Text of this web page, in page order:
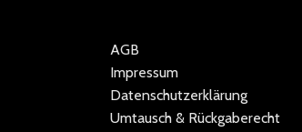
AGB
Impressum
Datenschutzerklärung
Umtausch & Rückgaberecht